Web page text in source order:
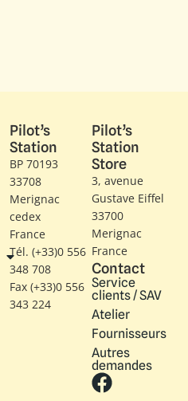
Pilot’s
Station
BP 70193
33708
Merignac
cedex
France
Tél. (+33)0 556
348 708
Fax (+33)0 556
343 224
Pilot’s
Station
Store
3, avenue
Gustave Eiffel​
33700
Merignac
France
Contact
Service
clients / SAV
Atelier
Fournisseurs
Autres
demandes